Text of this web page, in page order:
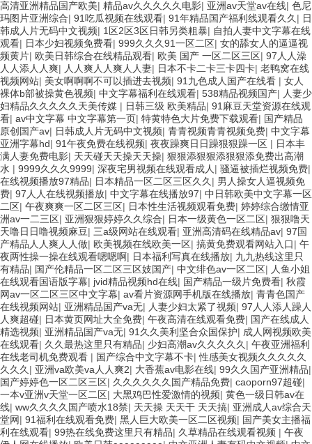
高清亚洲精品国产欧美| 精品av久久久久久电影| 亚洲av天堂av在线| 色尼
玛图片亚洲综合| 91吃瓜视频在线观看| 91年精品国产福利线观看久久 | 日
韩成人片无码中文视频| 1区2区3区日韩另类粗暴| 自拍人妻中文字幕在线
观看| 日本少妇视频免费看| 999久久久91一区二区| 女的舔女人的逼逼视
频黄片| 欧美日韩综合在线精品观看| 欧美 国产 一区二区三区| 97人人澡
人人添人人爽| 人人爽人人爽人人妻| 日本不卡二卡三卡四卡| 老鸭窝在线
视频网站| 美女啊啊啊不可以插进去视频| 91九色成人国产在线看 | 女人
裸体b部被操黄色视频| 中文字幕福利在线观看| 538精品视频国产| 人妻少
妇精品久久久久久天美传媒 | 日韩三级 欧美精品| 91麻豆天堂资源在线观
看| av中文字幕 中文字幕第一页| 特黄特色大片免费下载观看| 国产精品
原创国产av| 日韩成人片无码中文视频| 青青视频青青视频免费| 中文字幕
亚洲字幕hd| 91午夜免费在线视频| 夜夜躁爽日日躁狠狠躁一区 | 日本丰
满人妻免费电影| 天天碰天天操天天操| 狠狠添狠狠添狠狠添免费出高潮
水 | 9999久久久9999| 深夜宅男视频在线观看成人 | 骚逼被插烂视频免费|
在线视频播放97精品| 日本精品一区二区三区久久 | 男人操女人逼视频免
费| 97人人在线视频播放| 中文字幕在线播放97| 中日韩欧美中文字幕一区
二区| 午夜爽爽一区二区三区| 日本性生活视频观看免费| 婷婷综合缴情亚
洲av一二三区| 亚洲狠狠婷婷久久综合| 日本一级黄色一区二区| 狠狠噜天
天噜日日噜视频麻豆| 三a级网站在线观看| 亚洲高清码在线精品av| 97国
产精品人人爽人人做| 欧美视频在线欧美一区| 搞黄免费观看网站入口| 午
夜两性操一操在线观看嗯嗯啊| 日本福利写真在线播放| 九九热线这里只
有精品| 国产伦精品一区二区三区妓国产| 中文绯色av一区二区| 人鱼小姐
在线观看国语版字幕| jvid精品视频hd在线| 国产精品一级片免费看| 秋霞
网av一区二区三区中文字幕| av看片资源网手机版在线播放| 青青色国产
在线视频网站| 亚洲精品国产va无| 人妻少妇太紧了视频| 97人人添人躁人
人爽超碰| 日本黄页网址大全免费| 午夜高清在线观看免费| 国产在线成人
精选视频| 亚洲精品国产va无| 91久久美利坚合众国保护| 成人网视频欧美
在线观看| 久久最热这里只有精品| 少妇高潮av久久久久久 | 午夜亚洲福利
在线老司机免费观看 | 国产综合中文字幕不卡|性感美女视频久久久久久
久久久 | 亚洲va欧美va人人爽2| 大香蕉av电影在线| 99久久国产亚洲精品|
国产婷婷色一区二区三区| 久久久久久久国产精品免费| caoporn97超碰|
一本v亚洲v天堂一区二区| 大黑鸡巴性爱激情的视频| 黄色一级日韩av在
线| ww久久久久国产喷水18禁| 天天操 天天干 天天搞| 亚洲成人av综合天
堂网| 91福利在线观看免费| 黑人巨大欧美一区二区视频| 国产美女主播福
利在线观看| 99热在线免费这里只有精品| 久草精品在线观看视频 | 午夜